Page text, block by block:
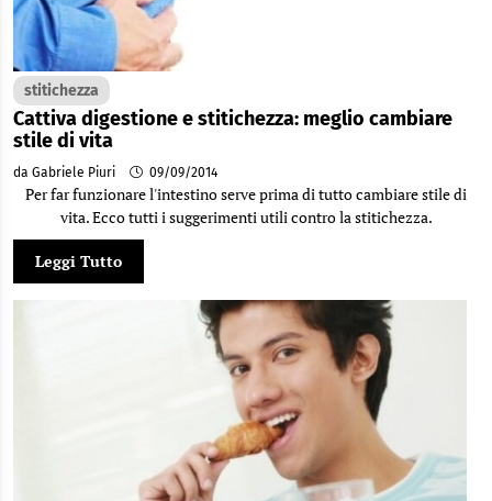
stitichezza
Cattiva digestione e stitichezza: meglio cambiare
stile di vita
da Gabriele Piuri 09/09/2014
Per far funzionare l'intestino serve prima di tutto cambiare stile di
vita. Ecco tutti i suggerimenti utili contro la stitichezza.
Leggi Tutto